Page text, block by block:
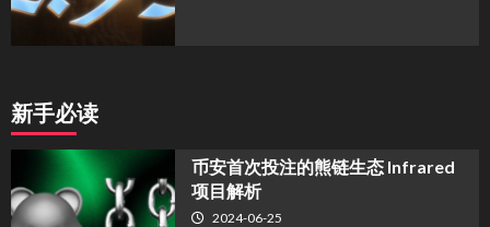
新手必读
币安首次投注的熊链生态 Infrared
项目解析
2024-06-25